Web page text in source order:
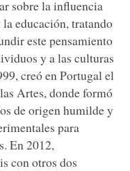
sobre la influencia
educación, tratando
este pensamiento
y a las culturas
creó en Portugal el
Artes, donde formó
de origen humilde y
para
En 2012,
con otros dos